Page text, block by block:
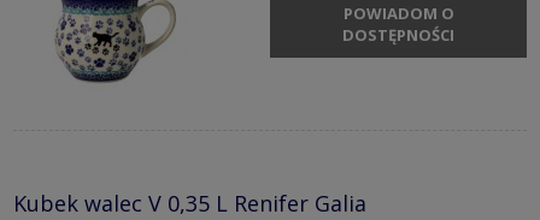
POWIADOM O
DOSTĘPNOŚCI
Kubek walec V 0,35 L Renifer Galia